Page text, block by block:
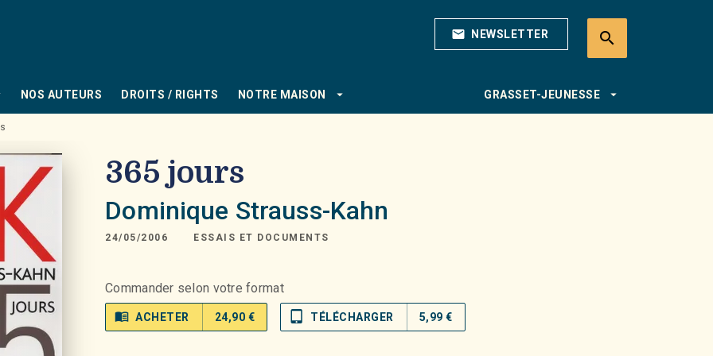
mail NEWSLETTER search
NOS AUTEURS DROITS / RIGHTS NOTRE MAISON arrow_drop_down GRASSET-JEUNESSE arrow_drop_down
365 jours
Dominique Strauss-Kahn
24/05/2006 ESSAIS ET DOCUMENTS
Commander selon votre format
menu_book ACHETER 24,90 € tablet_mac TÉLÉCHARGER 5,99 €